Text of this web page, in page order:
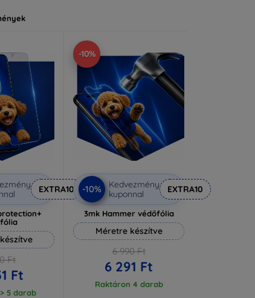
EXTRA10
készítve
Ft
Ft
5 darab
-10%
-10%
Kedvezmény
kuponnal
EXTRA10
3mk Hammer védőfólia
Méretre készítve
6 990 Ft
6 291 Ft
Raktáron 4 darab